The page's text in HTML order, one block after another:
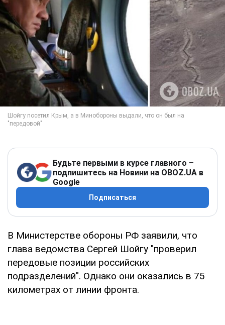
Будьте первыми в курсе главного –
подпишитесь на Новини на OBOZ.UA в
Google
Подписаться
В Министерстве обороны РФ заявили, что
глава ведомства Сергей Шойгу "проверил
передовые позиции российских
подразделений". Однако они оказались в 75
километрах от линии фронта.